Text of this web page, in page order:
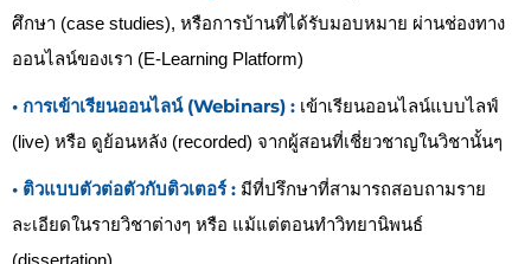
ศึกษา (case studies), หรือการบ้านที่ได้รับมอบหมาย ผ่านช่องทาง
ออนไลน์ของเรา (E-Learning Platform)
• การเข้าเรียนออนไลน์ (Webinars) : เข้าเรียนออนไลน์แบบไลฟ์
(live) หรือ ดูย้อนหลัง (recorded) จากผู้สอนที่เชี่ยวชาญในวิชานั้นๆ
• ติวแบบตัวต่อตัวกับติวเตอร์ : มีที่ปรึกษาที่สามารถสอบถามราย
ละเอียดในรายวิชาต่างๆ หรือ แม้แต่ตอนทำวิทยานิพนธ์
(dissertation)